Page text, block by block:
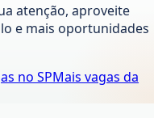
atenção, aproveite
e mais oportunidades
no SPMais vagas da